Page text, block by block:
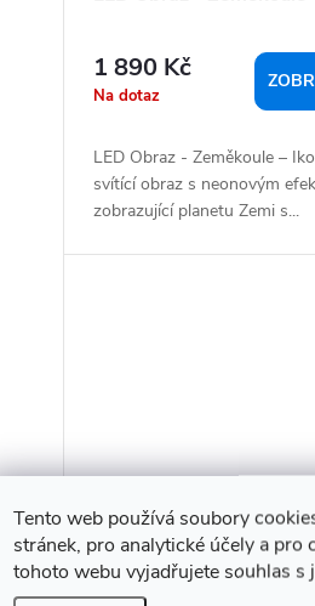
Tento web používá soubory
stránek, pro analytické účely a
tohoto webu vyjadřujete souhlas s
1 890 Kč
Na dotaz
LED Obraz - Zeměkoule –
svítící obraz s neonovým
zobrazující planetu Zemi s...